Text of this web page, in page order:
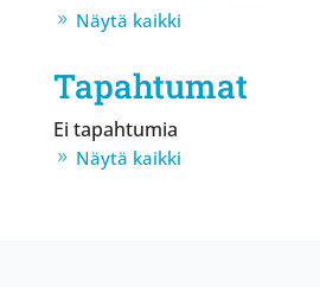
Näytä kaikki
Tapahtumat
Ei tapahtumia
Näytä kaikki